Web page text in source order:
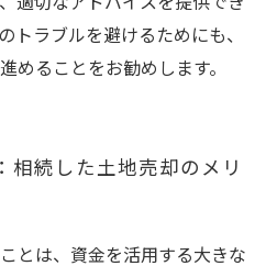
トラブルを避けるためにも、
めることをお勧めします。
相続した土地売却のメリ
とは、資金を活用する大きな